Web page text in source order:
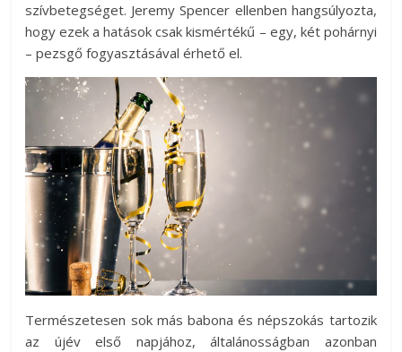
szívbetegséget. Jeremy Spencer ellenben hangsúlyozta,
hogy ezek a hatások csak kismértékű – egy, két pohárnyi
– pezsgő fogyasztásával érhető el.
Természetesen sok más babona és népszokás tartozik
az újév első napjához, általánosságban azonban